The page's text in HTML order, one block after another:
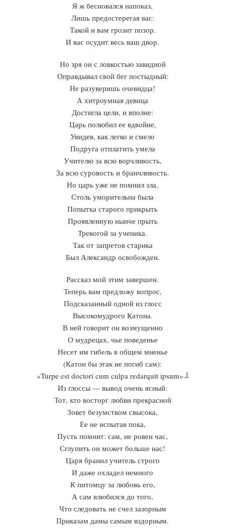
Я ж бесновался напоказ,
Лишь предостерегая вас:
Такой и вам грозит позор.
И вас осудит весь ваш двор.
Но зря он с ловкостью завидной
Оправдывал свой бег постыдный:
Не разуверишь очевидца!
А хитроумная девица
Достигла цели, и вполне:
Царь полюбил ее вдвойне,
Увидев, как легко и смело
Подруга отплатить умела
Учителю за всю ворчливость,
За всю суровость и бранчливость.
Но царь уже не помнил зла,
Столь уморительна была
Попытка старого прикрыть
Проявленную нынче прыть
Тревогой за ученика.
Так от запретов старика
Был Александр освобожден.
Рассказ мой этим завершен.
Теперь вам предложу вопрос,
Подсказанный одной из глосс
Высокомудрого Катона.
В ней говорит он возмущенно
О мудрецах, чье поведенье
Несет им гибель в общем мненье
(Катон бы этак не погиб сам):
«Turpe est doctori cum culpa redarquit ipsum».1
Из глоссы — вывод очень ясный:
Тот, кто восторг любви прекрасной
Зовет безумством свысока,
Ее не испытав пока,
Пусть помнит: сам, не ровен час,
Сглупить он может больше нас!
Царя бранил учитель строго
И даже охладел немного
К питомцу за любовь его,
А сам влюбился до того,
Что следовать не счел зазорным
Приказам дамы самым вздорным.